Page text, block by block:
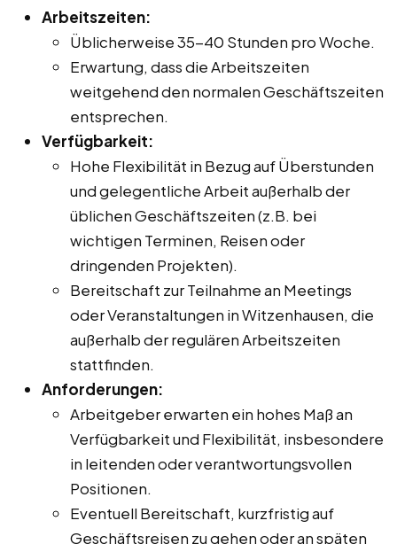
Arbeitszeiten:
Üblicherweise 35-40 Stunden pro Woche.
Erwartung, dass die Arbeitszeiten
weitgehend den normalen Geschäftszeiten
entsprechen.
Verfügbarkeit:
Hohe Flexibilität in Bezug auf Überstunden
und gelegentliche Arbeit außerhalb der
üblichen Geschäftszeiten (z.B. bei
wichtigen Terminen, Reisen oder
dringenden Projekten).
Bereitschaft zur Teilnahme an Meetings
oder Veranstaltungen in Witzenhausen, die
außerhalb der regulären Arbeitszeiten
stattfinden.
Anforderungen:
Arbeitgeber erwarten ein hohes Maß an
Verfügbarkeit und Flexibilität, insbesondere
in leitenden oder verantwortungsvollen
Positionen.
Eventuell Bereitschaft, kurzfristig auf
Geschäftsreisen zu gehen oder an späten